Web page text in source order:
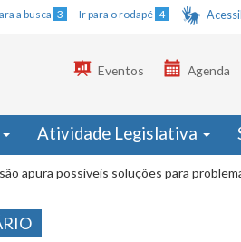
a busca 3 Ir para o rodapé 4
Eventos Agenda
Atividade Legislativa
apura possíveis soluções para